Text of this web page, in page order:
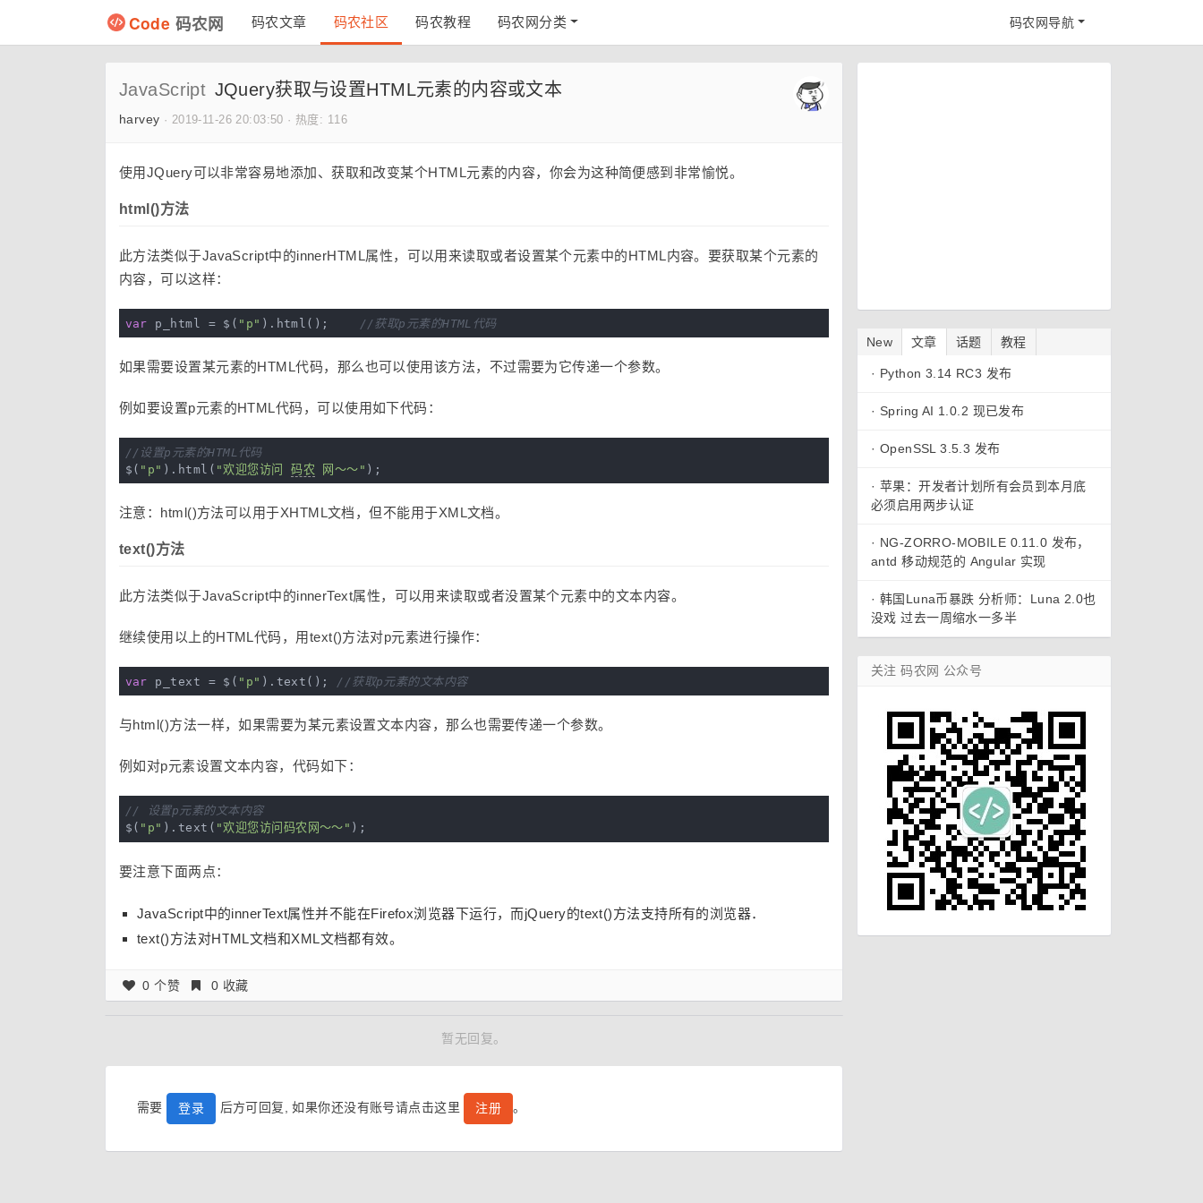
Code 码农网 码农文章 码农社区 码农教程 码农网分类 码农网导航
JavaScript JQuery获取与设置HTML元素的内容或文本
harvey · 2019-11-26 20:03:50 · 热度: 116
使用JQuery可以非常容易地添加、获取和改变某个HTML元素的内容，你会为这种简便感到非常愉悦。
html()方法
此方法类似于JavaScript中的innerHTML属性，可以用来读取或者设置某个元素中的HTML内容。要获取某个元素的
内容，可以这样：
var p_html = $( "p" ).html(); //获取p元素的HTML代码
如果需要设置某元素的HTML代码，那么也可以使用该方法，不过需要为它传递一个参数。
例如要设置p元素的HTML代码，可以使用如下代码：
//设置p元素的HTML代码
$( "p" ).html( "欢迎您访问 码农 网～～"
注意：html()方法可以用于XHTML文档，但不能用于XML文档。
text()方法
此方法类似于JavaScript中的innerText属性，可以用来读取或者没置某个元素中的文本内容。
继续使用以上的HTML代码，用text()方法对p元素进行操作：
var p_text = $( "p" ).text(); //获取p元素的文本内容
与html()方法一样，如果需要为某元素设置文本内容，那么也需要传递一个参数。
例如对p元素设置文本内容，代码如下：
// 设置p元素的文本内容
$( "p" ).text( "欢迎您访问码农网～～"
要注意下面两点：
JavaScript中的innerText属性并不能在Firefox浏览器下运行，而jQuery的text()方法支持所有的浏览器．
text()方法对HTML文档和XML文档都有效。
0 个赞 0 收藏
暂无回复。
需要 登录 后方可回复, 如果你还没有账号请点击这里 注册 。
New 文章 话题 教程
· Python 3.14 RC3 发布
· Spring AI 1.0.2 现已发布
· OpenSSL 3.5.3 发布
· 苹果：开发者计划所有会员到本月底
必须启用两步认证
· NG-ZORRO-MOBILE 0.11.0 发布，
antd 移动规范的 Angular 实现
· 韩国Luna币暴跌 分析师：Luna 2.0也
没戏 过去一周缩水一多半
关注 码农网 公众号